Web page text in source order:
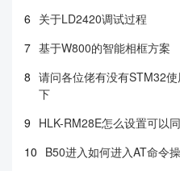
6 关于LD2420调试过程
7 基于W800的智能相框方案
8 请问各位佬有没有STM32
下
9 HLK-RM28E怎么设置可以
10 B50进入如何进入AT命令